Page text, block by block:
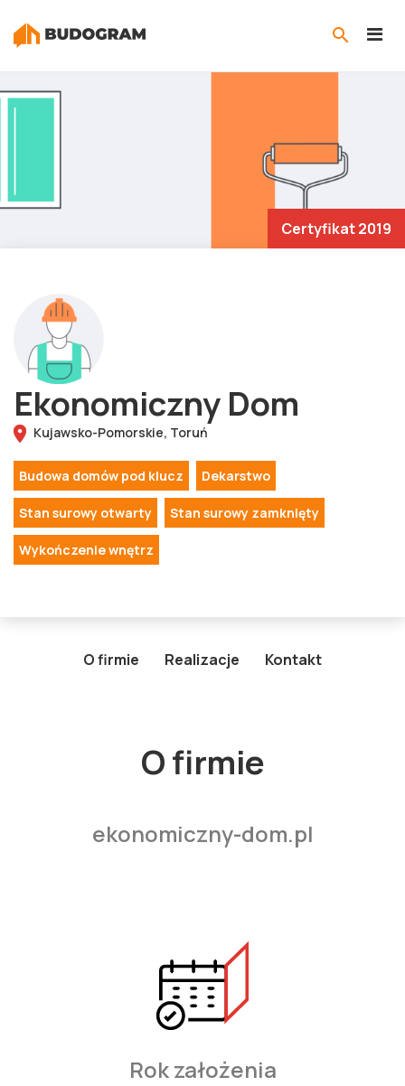
Certyfikat 2019
Ekonomiczny Dom
Kujawsko-Pomorskie, Toruń
Budowa domów pod klucz Dekarstwo
Stan surowy otwarty Stan surowy zamknięty
Wykończenie wnętrz
O firmie Realizacje Kontakt
O firmie
ekonomiczny-dom.pl
Rok założenia